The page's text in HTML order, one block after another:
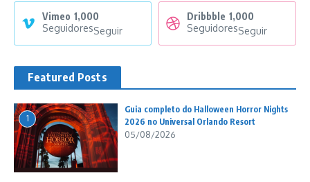
Vimeo 1,000
SeguidoresSeguir
Dribbble 1,000
SeguidoresSeguir
Featured Posts
1
Guia completo do Halloween Horror Nights
2026 no Universal Orlando Resort
05/08/2026